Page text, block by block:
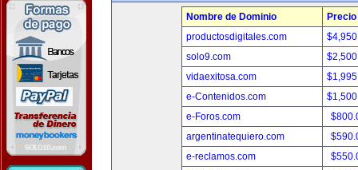
Nombre de Dominio
Precio
productosdigitales.com
solo9.com
vidaexitosa.com
e-Contenidos.com
e-Foros.com
argentinatequiero.com
e-reclamos.com